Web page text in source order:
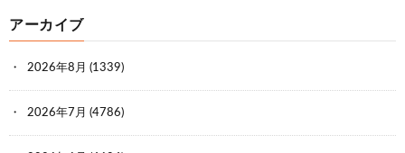
アーカイブ
2026年8月 (1339)
2026年7月 (4786)